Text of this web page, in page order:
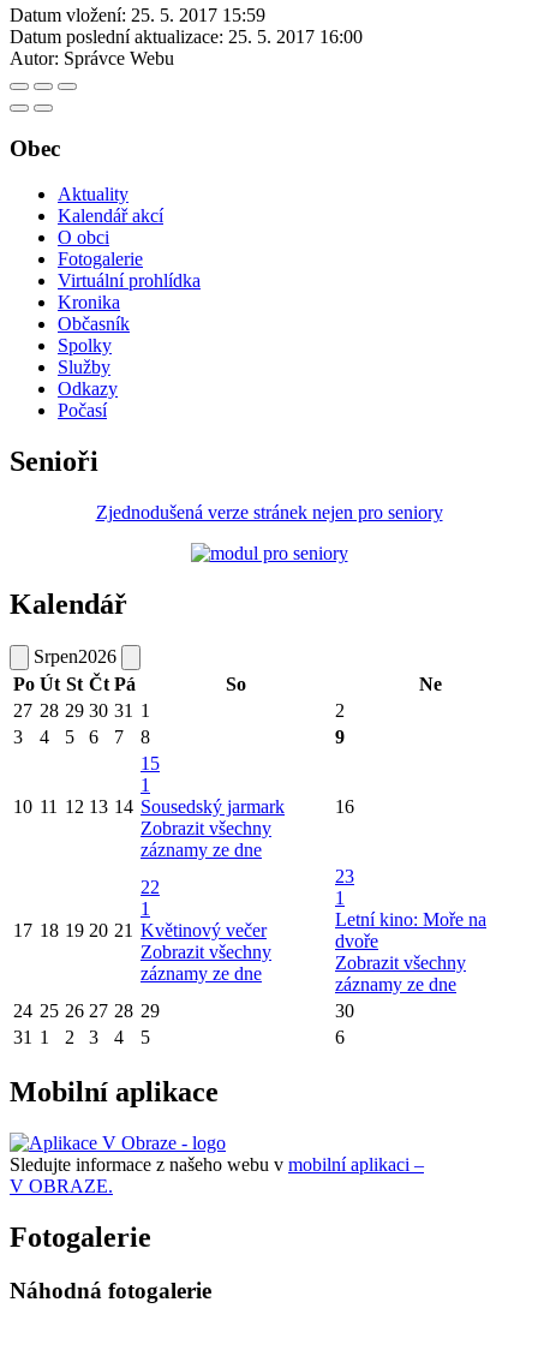
Datum vložení: 25. 5. 2017 15:59
Datum poslední aktualizace: 25. 5. 2017 16:00
Autor: Správce Webu
Obec
Aktuality
Kalendář akcí
O obci
Fotogalerie
Virtuální prohlídka
Kronika
Občasník
Spolky
Služby
Odkazy
Počasí
Senioři
Zjednodušená verze stránek nejen pro seniory
Kalendář
Srpen2026
Po Út St Čt Pá So
Ne
27 28 29 30 31 1
2
3
4 5 6 7 8 9
10 11 12 13 14
15
1
Sousedský jarmark
Zobrazit všechny
záznamy ze dne
16
17 18 19 20 21
22
1
Květinový večer
Zobrazit všechny
záznamy ze dne
23
1
Letní kino: Moře na
dvoře
Zobrazit všechny
záznamy ze dne
24 25 26 27 28 29
30
31 1 2 3 4 5 6
Mobilní aplikace
Sledujte informace z našeho webu v mobilní aplikaci –
V OBRAZE.
Fotogalerie
Náhodná fotogalerie